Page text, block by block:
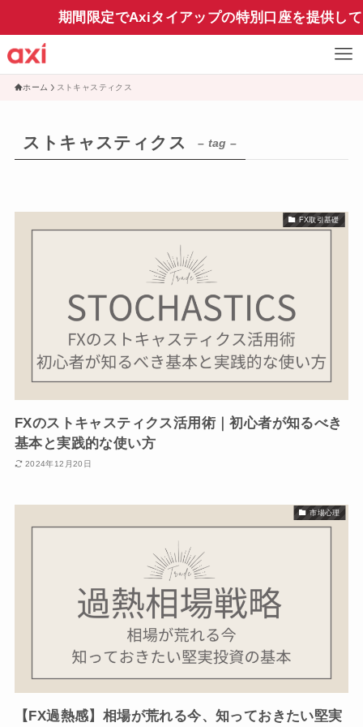
期間限定でAxiタイアップの特別口座を提供し
ホーム ストキャスティクス
ストキャスティクス – tag –
FX取引基礎
FXのストキャスティクス活用術｜初心者が知るべき
基本と実践的な使い方
2024年12月20日
市場心理
【FX過熱感】相場が荒れる今、知っておきたい堅実